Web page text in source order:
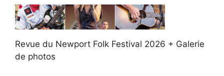
Revue du Newport Folk Festival 2026 + Galerie
de photos